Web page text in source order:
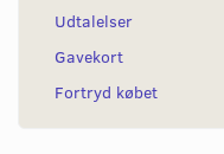
Udtalelser
Gavekort
Fortryd købet